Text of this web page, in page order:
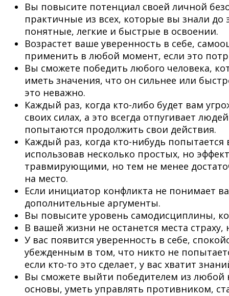
Вы повысите потенциал своей личной
практичные из всех, которые вы знали до
понятные, легкие и быстрые в освоении.
Возрастет ваше уверенность в себе,
применить в любой момент, если это
Вы сможете победить любого человека,
иметь значения, что он сильнее или
это неважно.
Каждый раз, когда кто-либо будет вам
своих силах, а это всегда отпугивает
попытаются продолжить свои действия.
Каждый раз, когда кто-нибудь
использовав несколько простых, но
травмирующими, но тем не менее
на место.
Если инициатор конфликта не понимает
дополнительные аргументы.
Вы повысите уровень самодисциплины,
В вашей жизни не останется места
У вас появится уверенность в себе,
убежденным в том, что никто не
если кто-то это сделает, у вас хватит
Вы сможете выйти победителем из любой
основы, уметь управлять противником,